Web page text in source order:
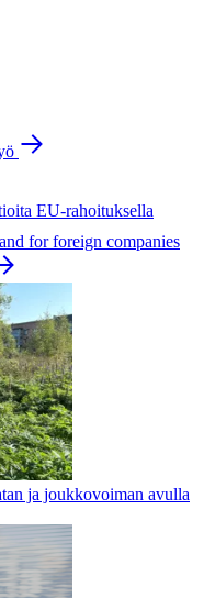
EU-rahoituksella
for foreign companies
ja joukkovoiman avulla